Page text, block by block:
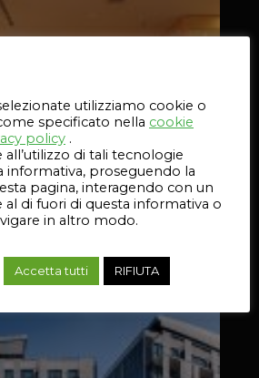
utilizziamo cookie o
specificato nella cookie
policy .
all’utilizzo di tali tecnologie
informativa, proseguendo la
pagina, interagendo con un
di fuori di questa informativa o
in altro modo.
Accetta tutti RIFIUTA